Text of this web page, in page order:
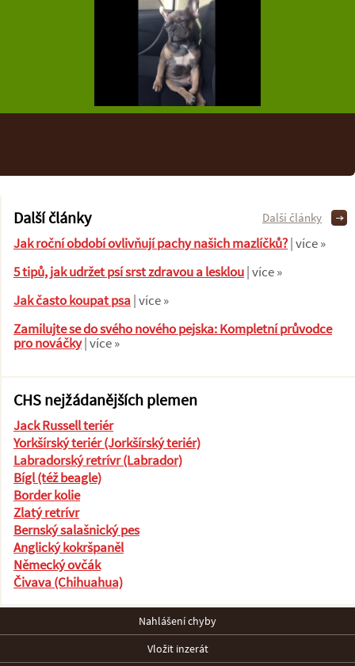
Další články
Jak roční období ovlivňují pachy našich mazlíčků?| více »
5 tipů, jak udržet psí srst zdravou a lesklou| více »
Jak často koupat psa| více »
Zamilujte se do svého nového pejska: Kompletní průvodce
pro nováčky| více »
Další články
CHS nejžádanějších plemen
Jack Russell teriér
Yorkšírský teriér (Jorkšírský teriér)
Labradorský retrívr (Labrador)
Bígl (též beagle)
Border kolie
Zlatý retrívr
Bernský salašnický pes
Anglický kokršpaněl
Německý ovčák
Čivava (Chihuahua)
Nahlášení chyby
Vložit inzerát